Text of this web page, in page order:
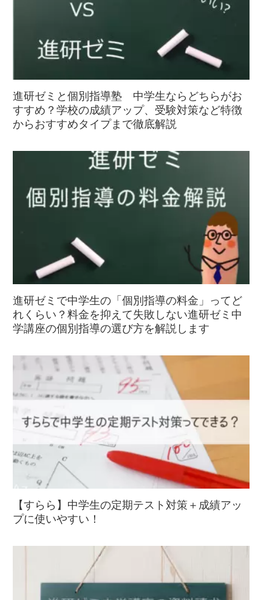
進研ゼミと個別指導塾 中学生ならどちらがお
すすめ？学校の成績アップ、受験対策など特徴
からおすすめタイプまで徹底解説
進研ゼミで中学生の「個別指導の料金」ってど
れくらい？料金を抑えて失敗しない進研ゼミ中
学講座の個別指導の選び方を解説します
【すらら】中学生の定期テスト対策＋成績アッ
プに使いやすい！